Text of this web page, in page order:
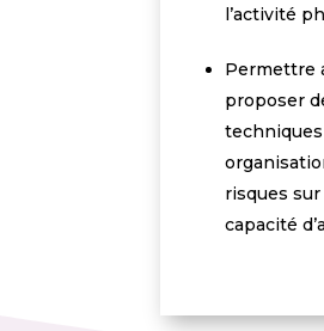
l’activité
Permettre
proposer
risques
capacité